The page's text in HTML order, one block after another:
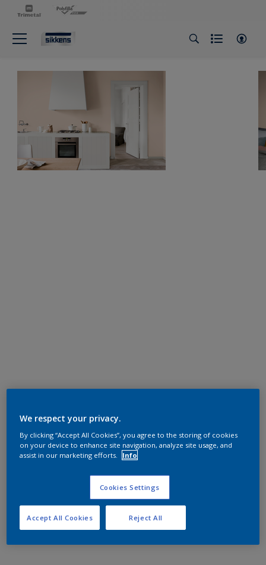
We respect your privacy.
By clicking “Accept All Cookies”, you agree to the storing of cookies
on your device to enhance site navigation, analyze site usage, and
assist in our marketing efforts.
Info
Cookies Settings
Reject All
Accept All Cookies